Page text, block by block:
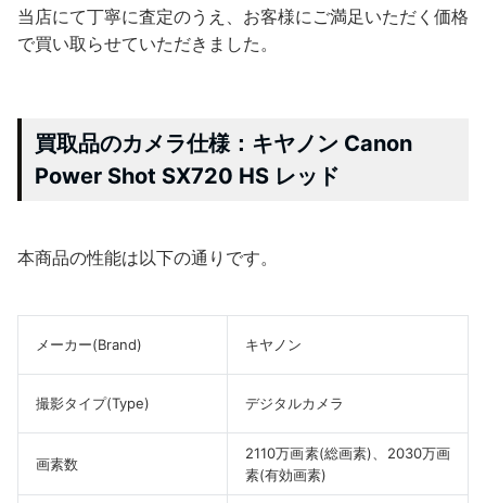
当店にて丁寧に査定のうえ、お客様にご満足いただく価格
で買い取らせていただきました。
買取品のカメラ仕様：キヤノン Canon
Power Shot SX720 HS レッド
本商品の性能は以下の通りです。
メーカー(Brand) キヤノン
撮影タイプ(Type) デジタルカメラ
画素数
2110万画素(総画素)、2030万画
素(有効画素)